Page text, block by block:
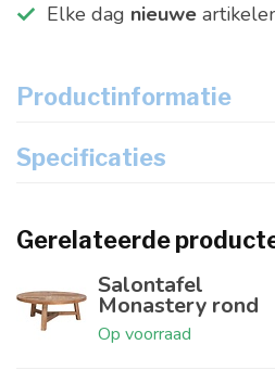
Elke dag nieuwe
Productinformatie
Specificaties
Gerelateerde
Salontafel
Monastery rond
Op voorraad